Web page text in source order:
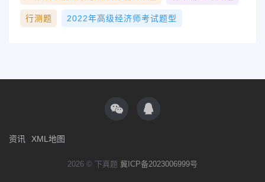
行测题 2022年高级经济师考试题型
资讯 XML地图
2026 © 下真题 冀ICP备2023006999号